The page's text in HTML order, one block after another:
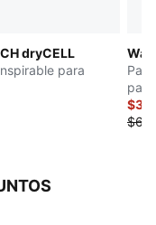
dryCELL
para